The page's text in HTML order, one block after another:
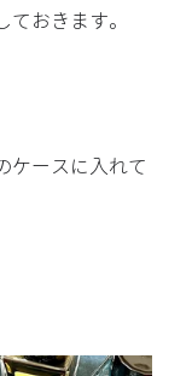
おきます。
ケースに入れて